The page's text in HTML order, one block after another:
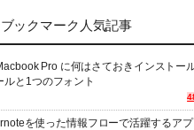
ックマーク人気記事
Pro に何はさておきインストー
ルと1つのフォント
を使った情報フローで活躍するア